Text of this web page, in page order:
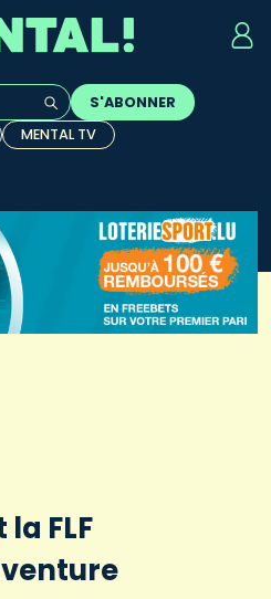
complétion sont
S'ABONNER
MENTAL TV
FLF